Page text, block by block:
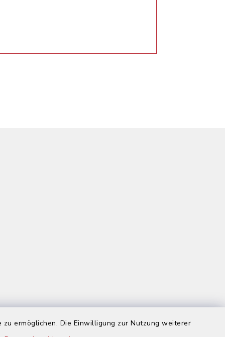
ermöglichen. Die Einwilligung zur Nutzung weiterer